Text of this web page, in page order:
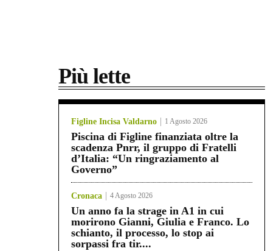
Più lette
Figline Incisa Valdarno 1 Agosto 2026
Piscina di Figline finanziata oltre la
scadenza Pnrr, il gruppo di Fratelli
d’Italia: “Un ringraziamento al
Governo”
Cronaca 4 Agosto 2026
Un anno fa la strage in A1 in cui
morirono Gianni, Giulia e Franco. Lo
schianto, il processo, lo stop ai
sorpassi fra tir....